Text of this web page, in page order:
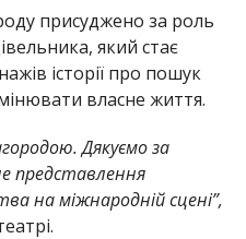
присуджено за роль
який стає
історії про пошук
власне життя.
Дякуємо за
представлення
на міжнародній сцені”,